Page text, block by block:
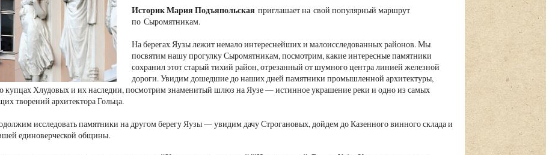
Историк Мария Подъяпольская приглашает на свой популярный маршрут
по Сыромятникам.
На берегах Яузы лежит немало интереснейших и малоисследованных районов. Мы
посвятим нашу прогулку Сыромятникам, посмотрим, какие интересные памятники
сохранил этот старый тихий район, отрезанный от шумного центра линией железной
дороги. Увидим дошедшие до наших дней памятники промышленной архитектуры,
купцах Хлудовых и их наследии, посмотрим знаменитый шлюз на Яузе — истинное украшение реки и одно из самых
творений архитектора Гольца.
исследовать памятники на другом берегу Яузы — увидим дачу Строгановых, дойдем до Казенного винного склада и
единоверческой общины.